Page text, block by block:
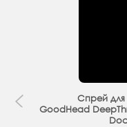
Спрей для
GoodHead